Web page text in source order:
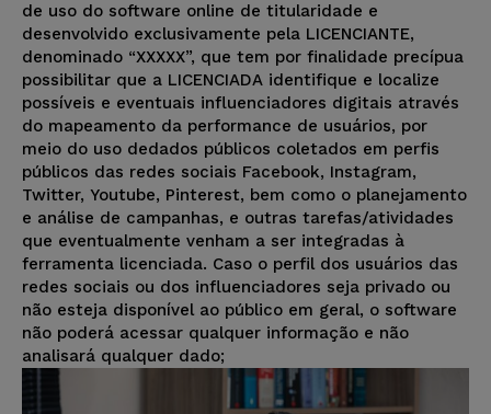
de uso do software online de titularidade e
desenvolvido exclusivamente pela LICENCIANTE,
denominado “XXXXX”, que tem por finalidade precípua
possibilitar que a LICENCIADA identifique e localize
possíveis e eventuais influenciadores digitais através
do mapeamento da performance de usuários, por
meio do uso dedados públicos coletados em perfis
públicos das redes sociais Facebook, Instagram,
Twitter, Youtube, Pinterest, bem como o planejamento
e análise de campanhas, e outras tarefas/atividades
que eventualmente venham a ser integradas à
ferramenta licenciada. Caso o perfil dos usuários das
redes sociais ou dos influenciadores seja privado ou
não esteja disponível ao público em geral, o software
não poderá acessar qualquer informação e não
analisará qualquer dado;